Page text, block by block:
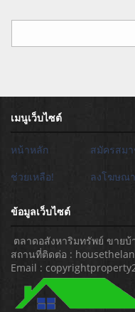
เมนูเว็บไซต์
หน้าหลัก สมัครสม
ช่วยเหลือ!
ลงโฆษณา
ข้อมูลเว็บไซต์
ตลาดอสังหาริมทรัพย์ ขาย
สถานที่ติดต่อ :
Email :